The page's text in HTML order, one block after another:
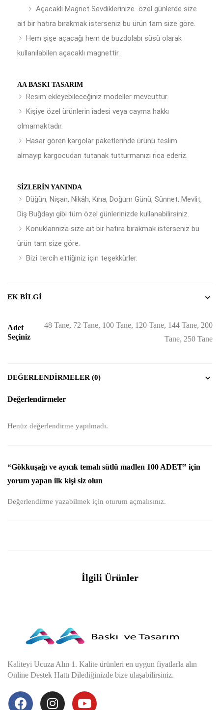
Açacaklı Magnet Sevdiklerinize özel günlerde size
ait bir hatıra bırakmak isterseniz bu ürün tam size göre.
Hem şişe açacağı hem de buzdolabı süsü olarak
kullanılabilen açacaklı magnettir.
AA BASKI TASARIM
Resim ekleyebileceğiniz modeller mevcuttur.
Kişiye özel ürünlerin iadesi veya cayma hakkı
olmamaktadır.
Hasar gören kargolar paketlerinde ürünü teslim
almayıp kargocudan tutanak tutturmanızı rica ederiz.
SIZLERIN YANINDA
Düğün, Nişan, Nikâh, Kına, Doğum Günü, Sünnet, Mevlit,
Diş Buğdayı gibi tüm özel günlerinizde kullanabilirsiniz.
Konuklarınıza size ait bir hatıra bırakmak isterseniz bu
ürün tam size göre.
Bizi tercih ettiğiniz için teşekkürler.
EK BILGI
Adet
Seçiniz
48 Tane, 72 Tane, 100 Tane, 120 Tane, 144 Tane, 200
Tane, 250 Tane
DEĞERLENDIRMELER (0)
Değerlendirmeler
Henüz değerlendirme yapılmadı.
“Gökkuşağı ve ayıcık temalı sütlü madlen 100 ADET” için
yorum yapan ilk kişi siz olun
Değerlendirme yazabilmek için oturum açmalısınız.
İlgili Ürünler
Kaliteyi Ucuza Alın 1. Kalite ürünleri en uygun fiyatlarla alın
Online Destek Hattı Dilediğinizde bize ulaşabilirsiniz.